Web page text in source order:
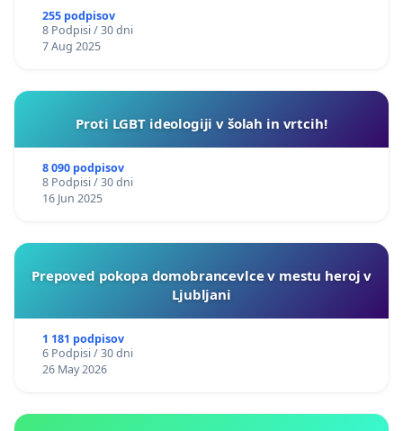
255 podpisov
8 Podpisi / 30 dni
7 Aug 2025
Proti LGBT ideologiji v šolah in vrtcih!
8 090 podpisov
8 Podpisi / 30 dni
16 Jun 2025
Prepoved pokopa domobrancevlce v mestu heroj v
Ljubljani
1 181 podpisov
6 Podpisi / 30 dni
26 May 2026